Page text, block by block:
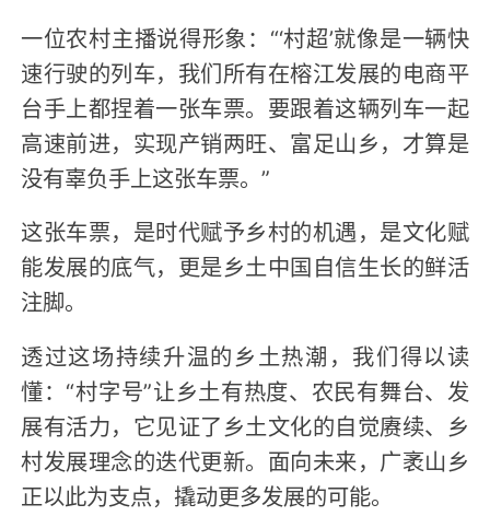
一位农村主播说得形象：“‘村超’就像是一辆快
速行驶的列车，我们所有在榕江发展的电商平
台手上都捏着一张车票。要跟着这辆列车一起
高速前进，实现产销两旺、富足山乡，才算是
没有辜负手上这张车票。”
这张车票，是时代赋予乡村的机遇，是文化赋
能发展的底气，更是乡土中国自信生长的鲜活
注脚。
透过这场持续升温的乡土热潮，我们得以读
懂：“村字号”让乡土有热度、农民有舞台、发
展有活力，它见证了乡土文化的自觉赓续、乡
村发展理念的迭代更新。面向未来，广袤山乡
正以此为支点，撬动更多发展的可能。